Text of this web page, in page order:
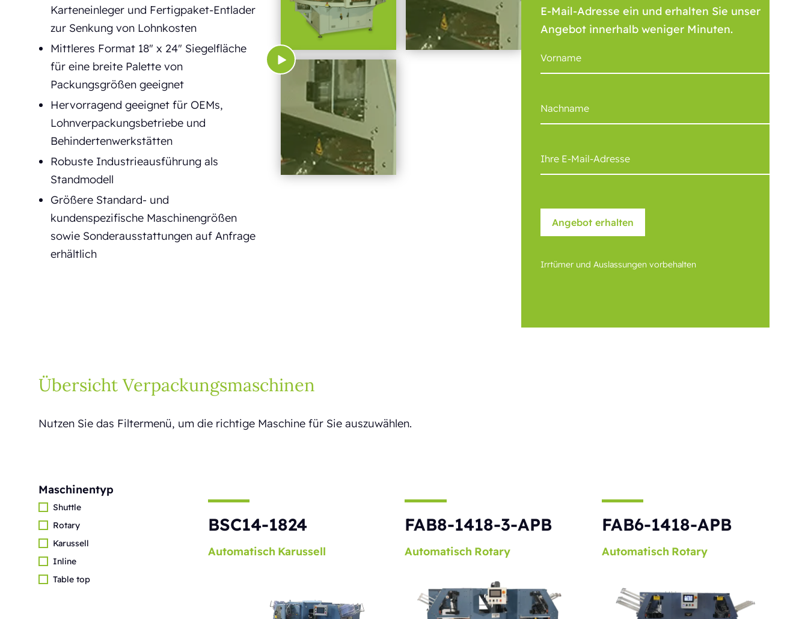
Karteneinleger und Fertigpaket-Entlader
zur Senkung von Lohnkosten
Mittleres Format 18" x 24" Siegelfläche
für eine breite Palette von
Packungsgrößen geeignet
Hervorragend geeignet für OEMs,
Lohnverpackungsbetriebe und
Behindertenwerkstätten
Robuste Industrieausführung als
Standmodell
Größere Standard- und
kundenspezifische Maschinengrößen
sowie Sonderausstattungen auf Anfrage
erhältlich
E-Mail-Adresse ein und erhalten Sie unser
Angebot innerhalb weniger Minuten.
Irrtümer und Auslassungen vorbehalten
Übersicht Verpackungsmaschinen
Nutzen Sie das Filtermenü, um die richtige Maschine für Sie auszuwählen.
Maschinentyp
Shuttle
Rotary
Karussell
Inline
Table top
BSC14-1824
Automatisch Karussell
FAB8-1418-3-APB
Automatisch Rotary
FAB6-1418-APB
Automatisch Rotary